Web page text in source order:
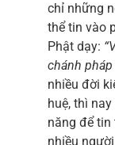
chỉ những
thể tin vào
Phật dạy:
chánh pháp
nhiều đời
huệ, thì
năng để tin
nhiều